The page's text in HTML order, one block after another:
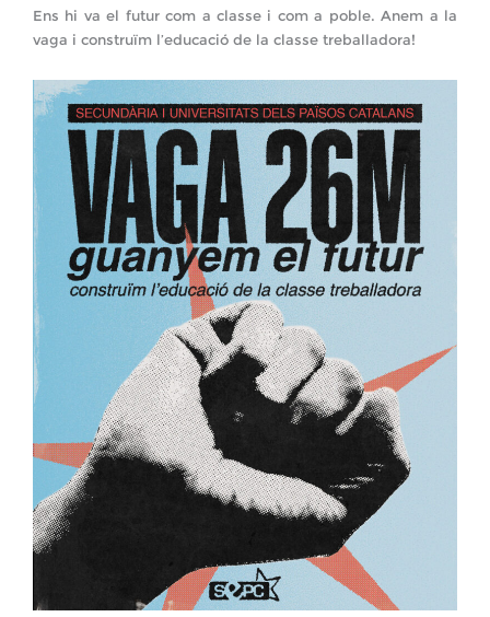
Ens hi va el futur com a classe i com a poble. Anem a la
vaga i construïm l’educació de la classe treballadora!